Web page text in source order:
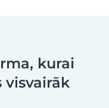
kurai
visvairāk